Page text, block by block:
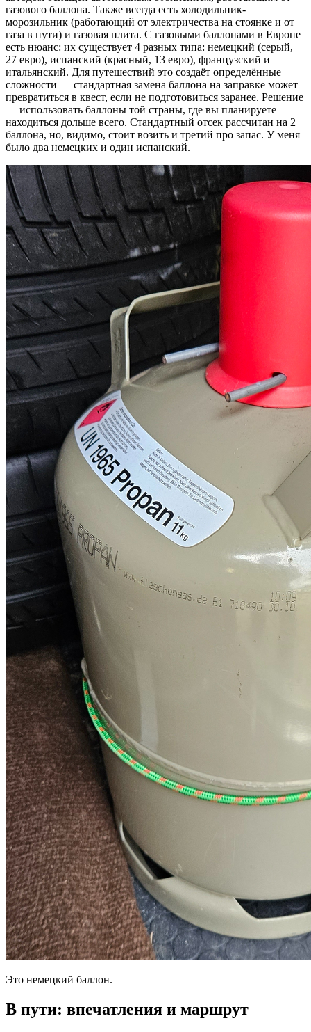
газового баллона. Также всегда есть холодильник-
морозильник (работающий от электричества на стоянке и от
газа в пути) и газовая плита. С газовыми баллонами в Европе
есть нюанс: их существует 4 разных типа: немецкий (серый,
27 евро), испанский (красный, 13 евро), французский и
итальянский. Для путешествий это создаёт определённые
сложности — стандартная замена баллона на заправке может
превратиться в квест, если не подготовиться заранее. Решение
— использовать баллоны той страны, где вы планируете
находиться дольше всего. Стандартный отсек рассчитан на 2
баллона, но, видимо, стоит возить и третий про запас. У меня
было два немецких и один испанский.
Это немецкий баллон.
В пути: впечатления и маршрут